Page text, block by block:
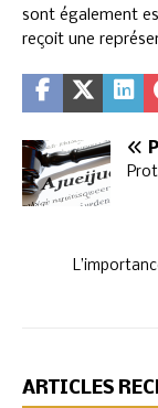
sont également
reçoit une
ARTICLES